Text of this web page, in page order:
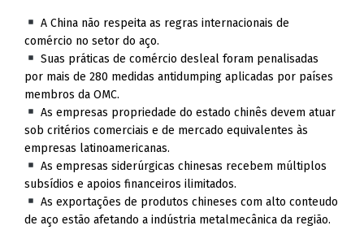
A China não respeita as regras internacionais de
comércio no setor do aço.
Suas práticas de comércio desleal foram penalisadas
por mais de 280 medidas antidumping aplicadas por países
membros da OMC.
As empresas propriedade do estado chinês devem atuar
sob critérios comerciais e de mercado equivalentes às
empresas latinoamericanas.
As empresas siderúrgicas chinesas recebem múltiplos
subsídios e apoios financeiros ilimitados.
As exportações de produtos chineses com alto conteudo
de aço estão afetando a indústria metalmecânica da região.